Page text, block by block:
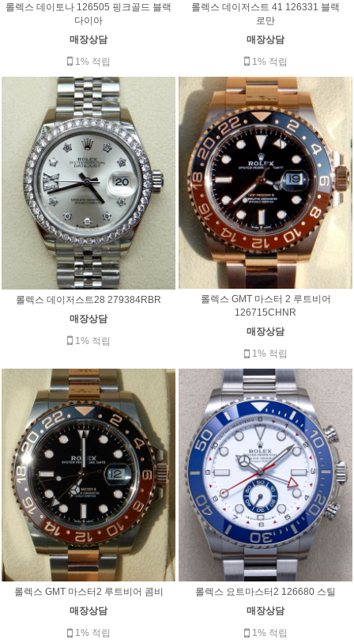
롤렉스 데이토나 126505 핑크골드 블랙
다이아
매장상담
1% 적립
롤렉스 데이저스트 41 126331 블랙
로만
매장상담
1% 적립
롤렉스 데이저스트28 279384RBR
매장상담
1% 적립
롤렉스 GMT 마스터 2 루트비어
126715CHNR
매장상담
1% 적립
롤렉스 GMT 마스터2 루트비어 콤비
매장상담
1% 적립
롤렉스 요트마스터2 126680 스틸
매장상담
1% 적립